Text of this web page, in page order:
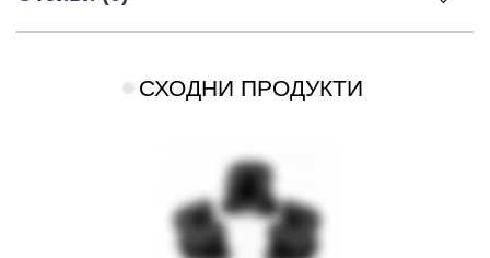
СХОДНИ ПРОДУКТИ